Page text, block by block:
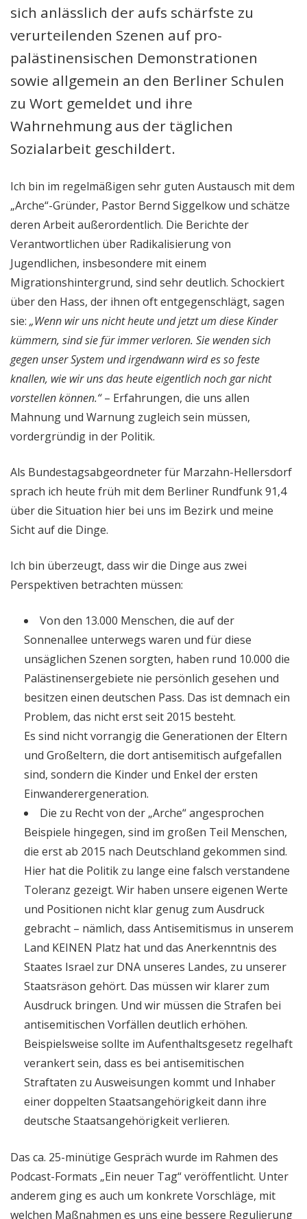
sich anlässlich der aufs schärfste zu
verurteilenden Szenen auf pro-
palästinensischen Demonstrationen
sowie allgemein an den Berliner Schulen
zu Wort gemeldet und ihre
Wahrnehmung aus der täglichen
Sozialarbeit geschildert.
Ich bin im regelmäßigen sehr guten Austausch mit dem
„Arche“-Gründer, Pastor Bernd Siggelkow und schätze
deren Arbeit außerordentlich. Die Berichte der
Verantwortlichen über Radikalisierung von
Jugendlichen, insbesondere mit einem
Migrationshintergrund, sind sehr deutlich. Schockiert
über den Hass, der ihnen oft entgegenschlägt, sagen
sie: „Wenn wir uns nicht heute und jetzt um diese Kinder
kümmern, sind sie für immer verloren. Sie wenden sich
gegen unser System und irgendwann wird es so feste
knallen, wie wir uns das heute eigentlich noch gar nicht
vorstellen können.“– Erfahrungen, die uns allen
Mahnung und Warnung zugleich sein müssen,
vordergründig in der Politik.
Als Bundestagsabgeordneter für Marzahn-Hellersdorf
sprach ich heute früh mit dem Berliner Rundfunk 91,4
über die Situation hier bei uns im Bezirk und meine
Sicht auf die Dinge.
Ich bin überzeugt, dass wir die Dinge aus zwei
Perspektiven betrachten müssen:
Von den 13.000 Menschen, die auf der
Sonnenallee unterwegs waren und für diese
unsäglichen Szenen sorgten, haben rund 10.000 die
Palästinensergebiete nie persönlich gesehen und
besitzen einen deutschen Pass. Das ist demnach ein
Problem, das nicht erst seit 2015 besteht.
Es sind nicht vorrangig die Generationen der Eltern
und Großeltern, die dort antisemitisch aufgefallen
sind, sondern die Kinder und Enkel der ersten
Einwanderergeneration.
Die zu Recht von der „Arche“ angesprochen
Beispiele hingegen, sind im großen Teil Menschen,
die erst ab 2015 nach Deutschland gekommen sind.
Hier hat die Politik zu lange eine falsch verstandene
Toleranz gezeigt. Wir haben unsere eigenen Werte
und Positionen nicht klar genug zum Ausdruck
gebracht – nämlich, dass Antisemitismus in unserem
Land KEINEN Platz hat und das Anerkenntnis des
Staates Israel zur DNA unseres Landes, zu unserer
Staatsräson gehört. Das müssen wir klarer zum
Ausdruck bringen. Und wir müssen die Strafen bei
antisemitischen Vorfällen deutlich erhöhen.
Beispielsweise sollte im Aufenthaltsgesetz regelhaft
verankert sein, dass es bei antisemitischen
Straftaten zu Ausweisungen kommt und Inhaber
einer doppelten Staatsangehörigkeit dann ihre
deutsche Staatsangehörigkeit verlieren.
Das ca. 25-minütige Gespräch wurde im Rahmen des
Podcast-Formats „Ein neuer Tag“ veröffentlicht. Unter
anderem ging es auch um konkrete Vorschläge, mit
welchen Maßnahmen es uns eine bessere Regulierung